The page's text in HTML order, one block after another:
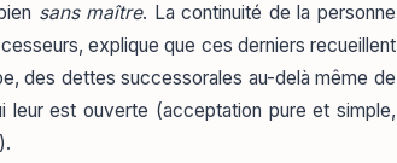
sans maître. La continuité de la personne
explique que ces derniers recueillent
des dettes successorales au-delà même de
leur est ouverte (acceptation pure et simple,